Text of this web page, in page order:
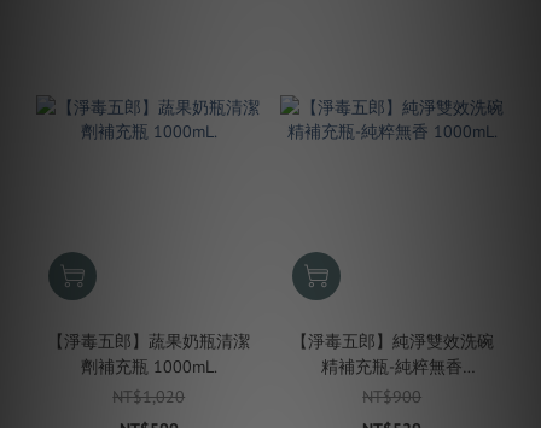
【淨毒五郎】蔬果奶瓶清潔
劑補充瓶 1000mL.
NT$1,020
【淨毒五郎】純淨雙效洗碗
精補充瓶-純粹無香
1000mL.
NT$900